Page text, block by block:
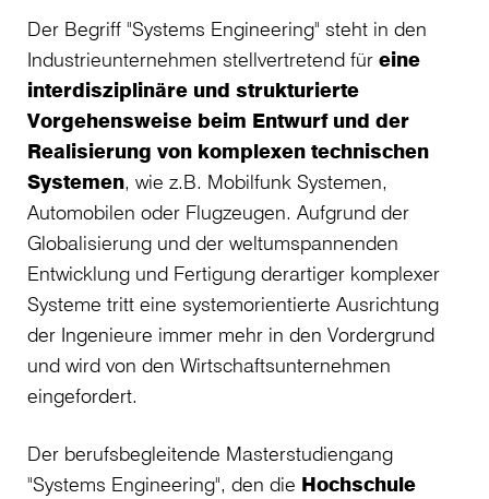
Der Begriff "Systems Engineering" steht in den
Industrieunternehmen stellvertretend für eine
interdisziplinäre und strukturierte
Vorgehensweise beim Entwurf und der
Realisierung von komplexen technischen
Systemen, wie z.B. Mobilfunk Systemen,
Automobilen oder Flugzeugen. Aufgrund der
Globalisierung und der weltumspannenden
Entwicklung und Fertigung derartiger komplexer
Systeme tritt eine systemorientierte Ausrichtung
der Ingenieure immer mehr in den Vordergrund
und wird von den Wirtschaftsunternehmen
eingefordert.
Der berufsbegleitende Masterstudiengang
"Systems Engineering", den die Hochschule